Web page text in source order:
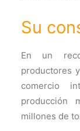
Su
En un
productores
comercio
producción
millones de